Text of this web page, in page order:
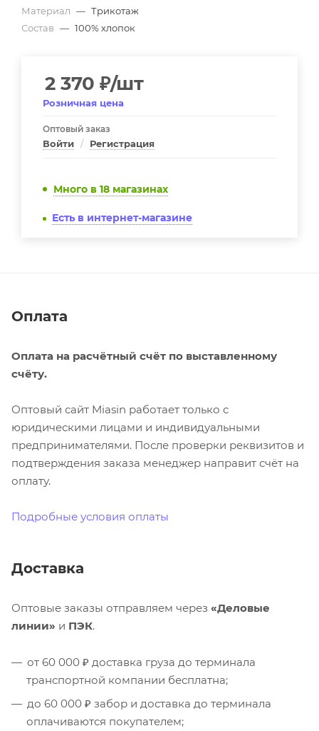
Материал — Трикотаж
Состав — 100% хлопок
2 370 ₽/шт
Розничная цена
Оптовый заказ
Войти / Регистрация
Много в 18 магазинах
Есть в интернет-магазине
Оплата
Оплата на расчётный счёт по выставленному
счёту.
Оптовый сайт Miasin работает только с
юридическими лицами и индивидуальными
предпринимателями. После проверки реквизитов и
подтверждения заказа менеджер направит счёт на
оплату.
Подробные условия оплаты
Доставка
Оптовые заказы отправляем через «Деловые
линии» и ПЭК.
от 60 000 ₽ доставка груза до терминала
транспортной компании бесплатна;
до 60 000 ₽ забор и доставка до терминала
оплачиваются покупателем;